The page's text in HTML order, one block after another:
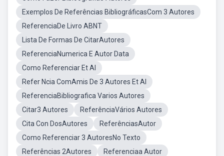
Exemplos De Referências BibliográficasCom 3 Autores
ReferenciaDe Livro ABNT
Lista De Formas De CitarAutores
ReferenciaNumerica E Autor Data
Como Referenciar Et Al
Refer Ncia ComAmis De 3 Autores Et Al
ReferenciaBibliografica Varios Autores
Citar3 Autores
ReferênciaVários Autores
Cita Con DosAutores
ReferênciasAutor
Como Referenciar 3 AutoresNo Texto
Referências 2Autores
Referenciaa Autor